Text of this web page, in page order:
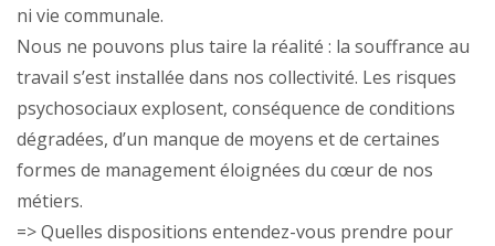
ni vie communale.
Nous ne pouvons plus taire la réalité : la souffrance au
travail s’est installée dans nos collectivité. Les risques
psychosociaux explosent, conséquence de conditions
dégradées, d’un manque de moyens et de certaines
formes de management éloignées du cœur de nos
métiers.
=> Quelles dispositions entendez-vous prendre pour